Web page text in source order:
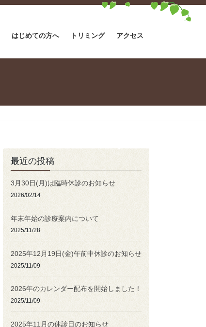
はじめての方へ トリミング アクセス
最近の投稿
3月30日(月)は臨時休診のお知らせ
2026/02/14
年末年始の診療案内について
2025/11/28
2025年12月19日(金)午前中休診のお知らせ
2025/11/09
2026年のカレンダー配布を開始しました！
2025/11/09
2025年11月の休診日のお知らせ